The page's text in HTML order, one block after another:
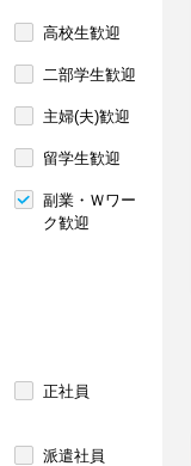
高校生歓迎
二部学生歓迎
主婦(夫)歓迎
留学生歓迎
副業・Ｗワー
ク歓迎
正社員
派遣社員